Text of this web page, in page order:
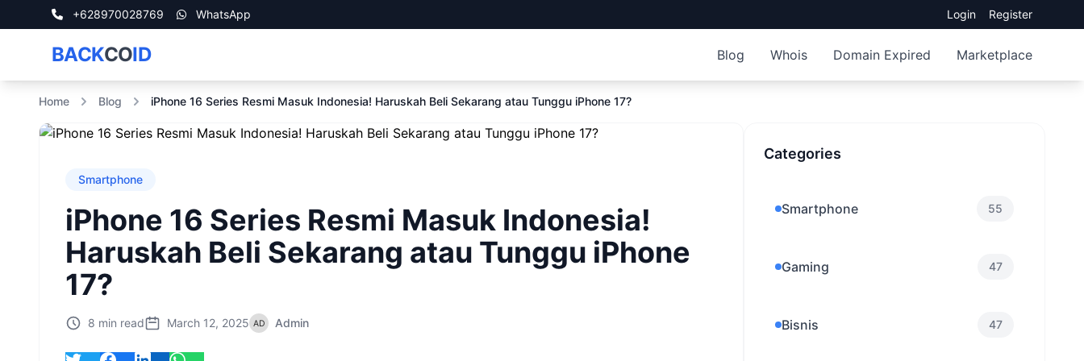
+628970028769 WhatsApp Login Register
BACKCOID Blog Whois Domain Expired Marketplace
Home Blog iPhone 16 Series Resmi Masuk Indonesia! Haruskah Beli Sekarang atau Tunggu iPhone 17?
Smartphone
iPhone 16 Series Resmi Masuk Indonesia!
Haruskah Beli Sekarang atau Tunggu iPhone
17?
8 min read March 12, 2025 Admin
Categories
Smartphone 55
Gaming 47
Bisnis 47